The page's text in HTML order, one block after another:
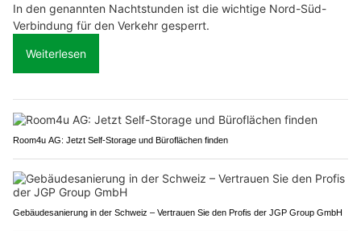
In den genannten Nachtstunden ist die wichtige Nord-Süd-
Verbindung für den Verkehr gesperrt.
Weiterlesen
Room4u AG: Jetzt Self-Storage und Büroflächen finden
Gebäudesanierung in der Schweiz – Vertrauen Sie den Profis der JGP Group GmbH